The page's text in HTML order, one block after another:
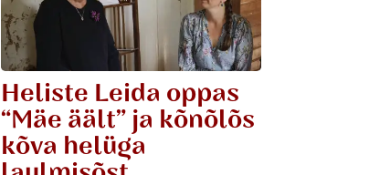
Heliste Leida oppas
“Mäe äält” ja kõnõlõs
kõva helüga